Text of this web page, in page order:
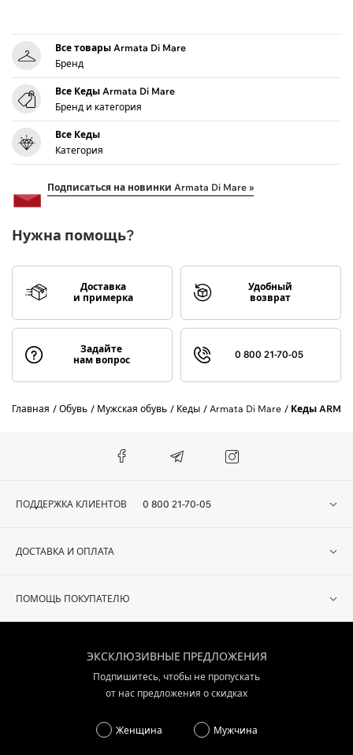
Все товары Armata Di Mare
Бренд
Все Кеды Armata Di Mare
Бренд и категория
Все Кеды
Категория
Подписаться на новинки Armata Di Mare »
Нужна помощь?
Доставка
и примерка
Удобный
возврат
Задайте
нам вопрос
0 800 21-70-05
Главная Обувь Мужская обувь Кеды Armata Di Mare Кеды
ПОДДЕРЖКА КЛИЕНТОВ 0 800 21-70-05
ДОСТАВКА И ОПЛАТА
ПОМОЩЬ ПОКУПАТЕЛЮ
ЭКСКЛЮЗИВНЫЕ ПРЕДЛОЖЕНИЯ
Подпишитесь, чтобы не пропускать
от нас предложения о скидках
Женщина Мужчина